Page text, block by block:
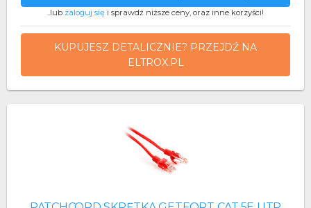
..lub zaloguj się i sprawdź niższe ceny, oraz inne korzyści!
KUPUJESZ DETALICZNIE? PRZEJDŹ NA
ELTROX.PL